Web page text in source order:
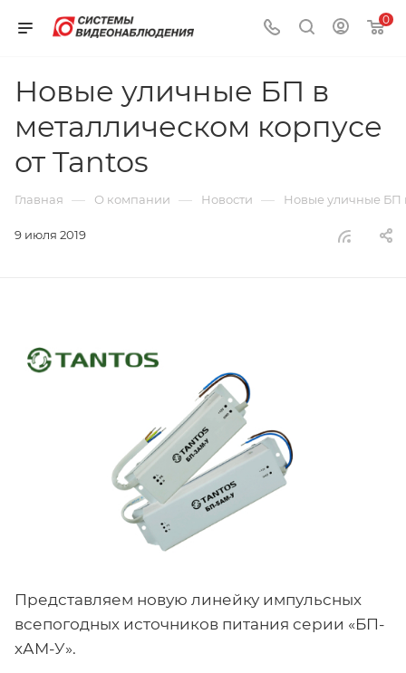
0
Новые уличные БП в
металлическом корпусе
от Tantos
Главная — О компании — Новости — Новые уличные БП
9 июля 2019
Представляем новую линейку импульсных
всепогодных источников питания серии «БП-
хАМ-У».